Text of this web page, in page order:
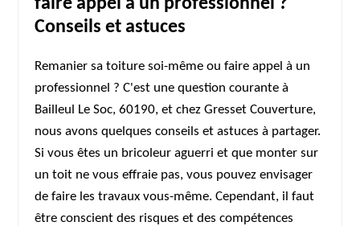
faire appel à un professionnel ?
Conseils et astuces
Remanier sa toiture soi-même ou faire appel à un
professionnel ? C'est une question courante à
Bailleul Le Soc, 60190, et chez Gresset Couverture,
nous avons quelques conseils et astuces à partager.
Si vous êtes un bricoleur aguerri et que monter sur
un toit ne vous effraie pas, vous pouvez envisager
de faire les travaux vous-même. Cependant, il faut
être conscient des risques et des compétences